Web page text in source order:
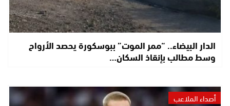
الدار البيضاء.. “ممر الموت” ببوسكورة يحصد الأرواح
وسط مطالب بإنقاذ السكان…
أصداء الملاعب